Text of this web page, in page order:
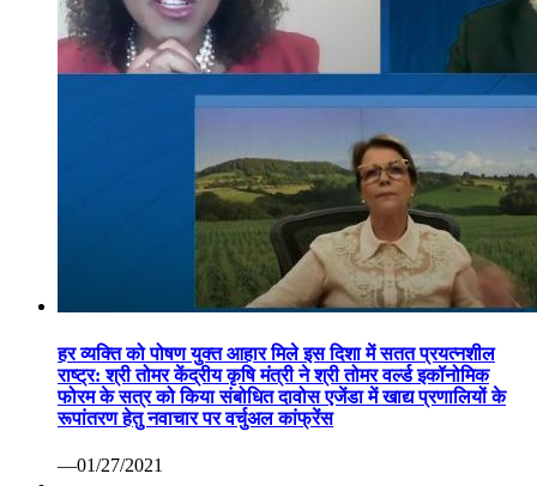
हर व्यक्ति को पोषण युक्त आहार मिले इस दिशा में सतत प्रयत्नशील
राष्ट्र: श्री तोमर केंद्रीय कृषि मंत्री ने श्री तोमर वर्ल्ड इकॉनोमिक
फोरम के सत्र को किया संबोधित दावोस एजेंडा में खाद्य प्रणालियों के
रूपांतरण हेतु नवाचार पर वर्चुअल कांफ्रेंस
—01/27/2021